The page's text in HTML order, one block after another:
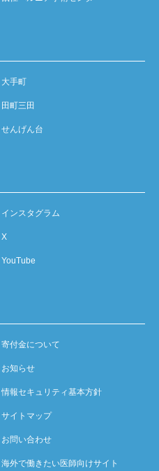
大手町
田町三田
せんげん台
インスタグラム
X
YouTube
寄付金について
お知らせ
情報セキュリティ基本方針
サイトマップ
お問い合わせ
海外で働きたい医師向けサイト